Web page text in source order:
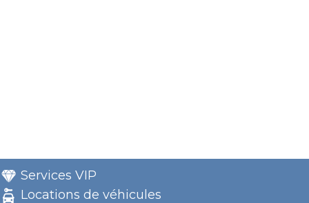
Services VIP
Locations de véhicules